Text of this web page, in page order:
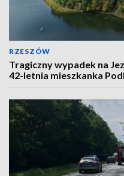
RZESZÓW
Tragiczny wypadek na
42-letnia mieszkanka